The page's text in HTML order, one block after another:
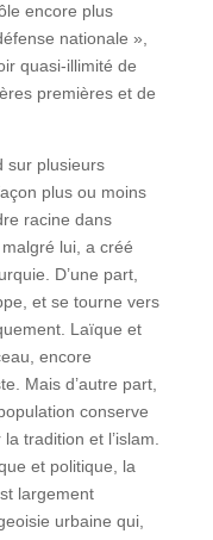
encore plus
nationale »,
quasi-illimité de
premières et de
sur plusieurs
plus ou moins
racine dans
lui, a créé
D’une part,
et se tourne vers
Laïque et
encore
Mais d’autre part,
conserve
tradition et l’islam.
et politique, la
largement
urbaine qui,